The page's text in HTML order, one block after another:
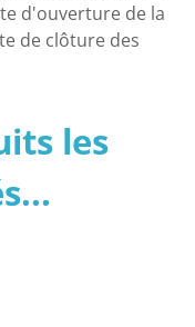
d'ouverture de la
de clôture des
les